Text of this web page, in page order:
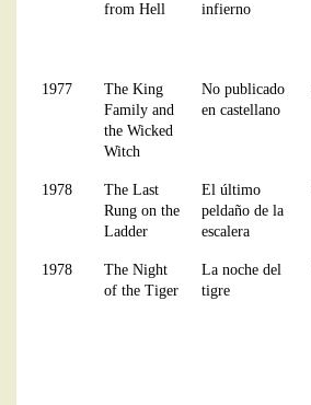
from Hell
infierno
1977
The King
Family and
the Wicked
Witch
No publicado
en castellano
1978
The Last
Rung on the
Ladder
El último
peldaño de la
escalera
1978
The Night
of the Tiger
La noche del
tigre